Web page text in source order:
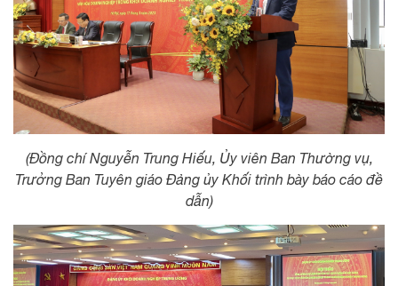
(Đồng chí Nguyễn Trung Hiếu, Ủy viên Ban Thường vụ,
Trưởng Ban Tuyên giáo Đảng ủy Khối trình bày báo cáo đề
dẫn)